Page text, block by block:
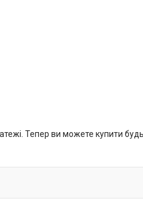
Тепер ви можете купити